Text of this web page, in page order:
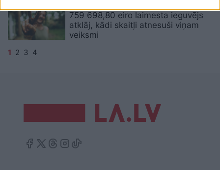
759 698,80 eiro laimesta ieguvējs
atklāj, kādi skaitļi atnesuši viņam
veiksmi
1 2 3 4